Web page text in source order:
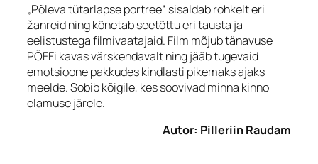
„Põleva tütarlapse portree“ sisaldab rohkelt eri
žanreid ning kõnetab seetõttu eri tausta ja
eelistustega filmivaatajaid. Film mõjub tänavuse
PÖFFi kavas värskendavalt ning jääb tugevaid
emotsioone pakkudes kindlasti pikemaks ajaks
meelde. Sobib kõigile, kes soovivad minna kinno
elamuse järele.
Autor: Pilleriin Raudam